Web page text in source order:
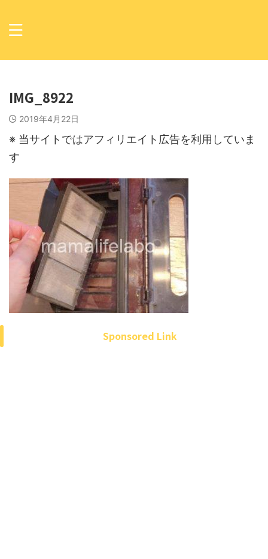
IMG_8922
2019年4月22日
※ 当サイトではアフィリエイト広告を利用していま
す
Sponsored Link